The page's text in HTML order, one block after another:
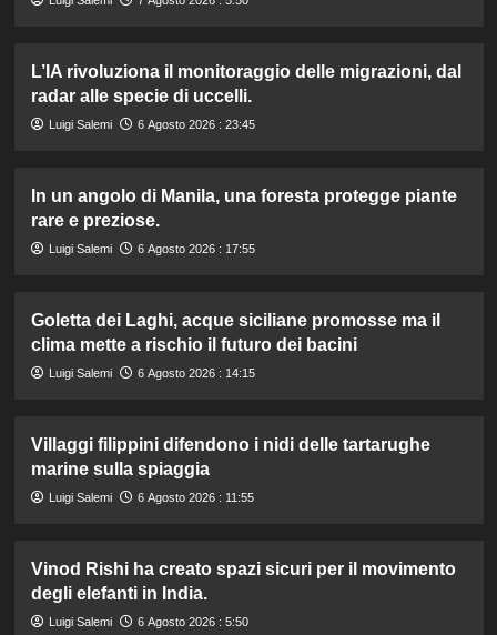
L’IA rivoluziona il monitoraggio delle migrazioni, dal
radar alle specie di uccelli.
Luigi Salemi 6 Agosto 2026 : 23:45
In un angolo di Manila, una foresta protegge piante
rare e preziose.
Luigi Salemi 6 Agosto 2026 : 17:55
Goletta dei Laghi, acque siciliane promosse ma il
clima mette a rischio il futuro dei bacini
Luigi Salemi 6 Agosto 2026 : 14:15
Villaggi filippini difendono i nidi delle tartarughe
marine sulla spiaggia
Luigi Salemi 6 Agosto 2026 : 11:55
Vinod Rishi ha creato spazi sicuri per il movimento
degli elefanti in India.
Luigi Salemi 6 Agosto 2026 : 5:50